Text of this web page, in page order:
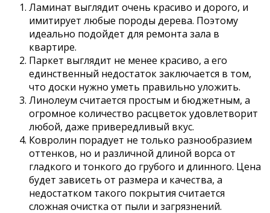
Ламинат выглядит очень красиво и дорого, и
имитирует любые породы дерева. Поэтому
идеально подойдет для ремонта зала в
квартире.
Паркет выглядит не менее красиво, а его
единственный недостаток заключается в том,
что доски нужно уметь правильно уложить.
Линолеум считается простым и бюджетным, а
огромное количество расцветок удовлетворит
любой, даже привередливый вкус.
Ковролин порадует не только разнообразием
оттенков, но и различной длиной ворса от
гладкого и тонкого до грубого и длинного. Цена
будет зависеть от размера и качества, а
недостатком такого покрытия считается
сложная очистка от пыли и загрязнений.